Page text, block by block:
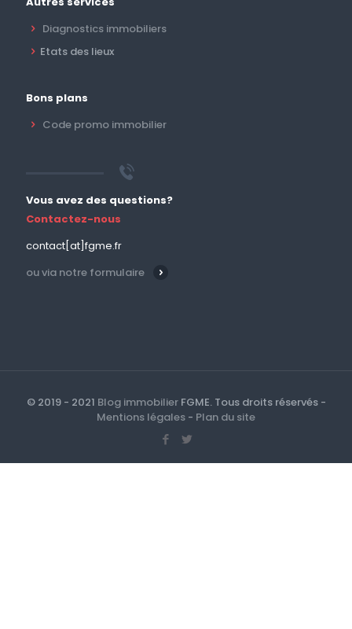
Diagnostics immobiliers
Etats des lieux
Bons plans
Code promo immobilier
Vous avez des questions?
Contactez-nous
contact[at]fgme.fr
ou via notre formulaire
© 2019 - 2021 Blog immobilierFGME. Tous droits réservés -
Mentions légales - Plan du site